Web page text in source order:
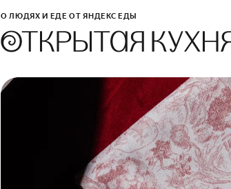
О ЛЮДЯХ И ЕДЕ ОТ ЯНДЕКС ЕДЫ